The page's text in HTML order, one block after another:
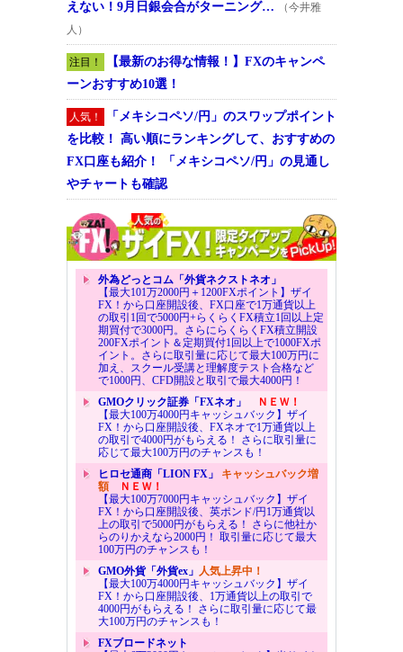
えない！9月日銀会合がターニング…
（今井雅
人）
注目！
【最新のお得な情報！】FXのキャンペ
ーンおすすめ10選！
人気！
「メキシコペソ/円」のスワップポイント
を比較！ 高い順にランキングして、おすすめの
FX口座も紹介！ 「メキシコペソ/円」の見通し
やチャートも確認
外為どっとコム「外貨ネクストネオ」
【最大101万2000円＋1200FXポイント】ザイ
FX！から口座開設後、FX口座で1万通貨以上
の取引1回で5000円+らくらくFX積立1回以上定
期買付で3000円。さらにらくらくFX積立開設
200FXポイント＆定期買付1回以上で1000FXポ
イント。さらに取引量に応じて最大100万円に
加え、スクール受講と理解度テスト合格など
で1000円、CFD開設と取引で最大4000円！
GMOクリック証券「FXネオ」
ＮＥＷ！
【最大100万4000円キャッシュバック】ザイ
FX！から口座開設後、FXネオで1万通貨以上
の取引で4000円がもらえる！ さらに取引量に
応じて最大100万円のチャンスも！
ヒロセ通商「LION FX」 キャッシュバック増
額ＮＥＷ！
【最大100万7000円キャッシュバック】ザイ
FX！から口座開設後、英ポンド/円1万通貨以
上の取引で5000円がもらえる！ さらに他社か
らのりかえなら2000円！ 取引量に応じて最大
100万円のチャンスも！
GMO外貨「外貨ex」 人気上昇中！
【最大100万4000円キャッシュバック】ザイ
FX！から口座開設後、1万通貨以上の取引で
4000円がもらえる！ さらに取引量に応じて最
大100万円のチャンスも！
FXブロードネット